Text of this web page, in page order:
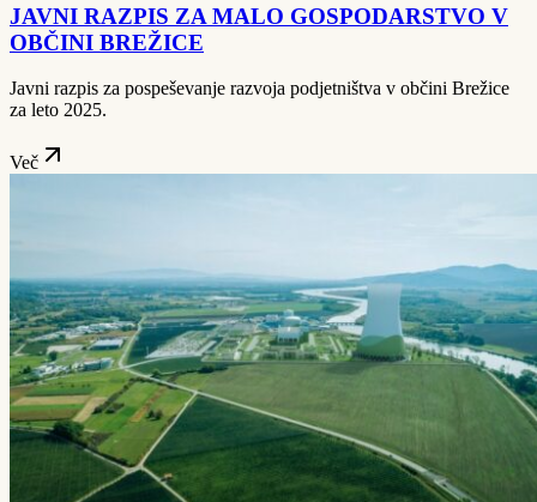
JAVNI RAZPIS ZA MALO GOSPODARSTVO V
OBČINI BREŽICE
Javni razpis za pospeševanje razvoja podjetništva v občini Brežice
za leto 2025.
Več